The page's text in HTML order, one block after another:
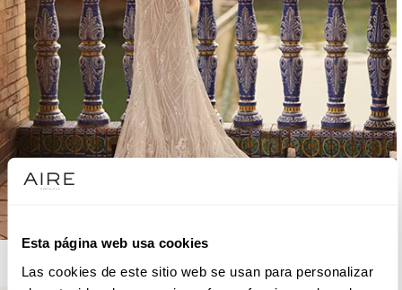
Esta página web usa cookies
Las cookies de este sitio web se usan para personalizar
AIRE ROYALE